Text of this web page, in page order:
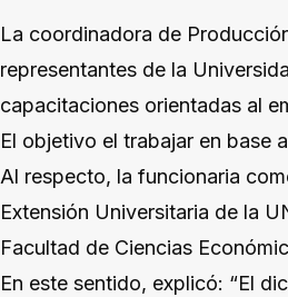
La coordinadora de
representantes de la
capacitaciones orientadas al
El objetivo el trabajar en base
Al respecto, la funcionaria
Extensión Universitaria de la
Facultad de Ciencias
En este sentido, explicó: “El